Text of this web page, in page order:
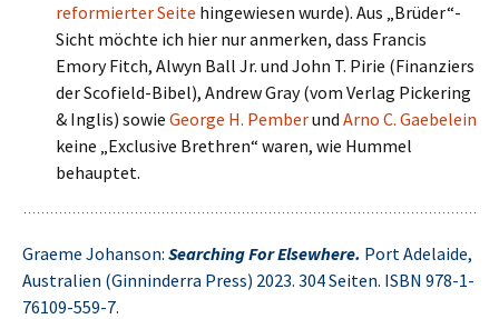
reformierter Seite hingewiesen wurde). Aus „Brüder“-
Sicht möchte ich hier nur anmerken, dass Francis
Emory Fitch, Alwyn Ball Jr. und John T. Pirie (Finanziers
der Scofield-Bibel), Andrew Gray (vom Verlag Pickering
& Inglis) sowie George H. Pemberund Arno C. Gaebelein
keine „Exclusive Brethren“ waren, wie Hummel
behauptet.
Graeme Johanson: Searching For Elsewhere. Port Adelaide,
Australien (Ginninderra Press) 2023. 304 Seiten. ISBN 978-1-
76109-559-7.